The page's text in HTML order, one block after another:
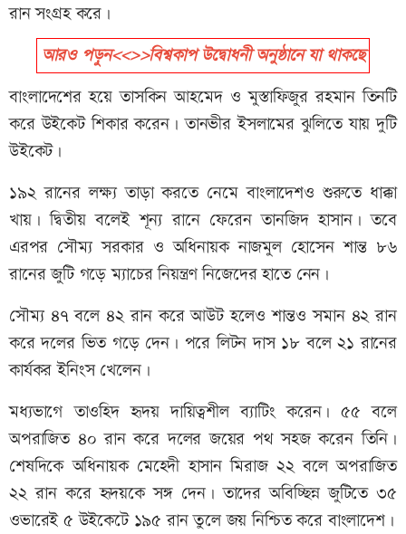
রান সংগ্রহ করে।
আরও পড়ুন<<>>বিশ্বকাপ উদ্বোধনী অনুষ্ঠানে যা থাকছে
বাংলাদেশের হয়ে তাসকিন আহমেদ ও মুস্তাফিজুর রহমান তিনটি
করে উইকেট শিকার করেন। তানভীর ইসলামের ঝুলিতে যায় দুটি
উইকেট।
১৯২ রানের লক্ষ্য তাড়া করতে নেমে বাংলাদেশও শুরুতে ধাক্কা
খায়। দ্বিতীয় বলেই শূন্য রানে ফেরেন তানজিদ হাসান। তবে
এরপর সৌম্য সরকার ও অধিনায়ক নাজমুল হোসেন শান্ত ৮৬
রানের জুটি গড়ে ম্যাচের নিয়ন্ত্রণ নিজেদের হাতে নেন।
সৌম্য ৪৭ বলে ৪২ রান করে আউট হলেও শান্তও সমান ৪২ রান
করে দলের ভিত গড়ে দেন। পরে লিটন দাস ১৮ বলে ২১ রানের
কার্যকর ইনিংস খেলেন।
মধ্যভাগে তাওহিদ হৃদয় দায়িত্বশীল ব্যাটিং করেন। ৫৫ বলে
অপরাজিত ৪০ রান করে দলের জয়ের পথ সহজ করেন তিনি।
শেষদিকে অধিনায়ক মেহেদী হাসান মিরাজ ২২ বলে অপরাজিত
২২ রান করে হৃদয়কে সঙ্গ দেন। তাদের অবিচ্ছিন্ন জুটিতে ৩৫
ওভারেই ৫ উইকেটে ১৯৫ রান তুলে জয় নিশ্চিত করে বাংলাদেশ।